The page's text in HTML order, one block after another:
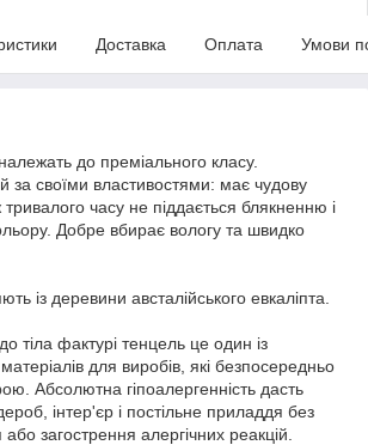
Доставка Оплата Умови
до преміального класу.
за своїми властивостями: має чудову
тривалого часу не піддається блякненню і
Добре вбирає вологу та швидко
із деревини австалійського евкаліпта.
тіла фактурі тенцель це один із
для виробів, які безпосередньо
Абсолютна гіпоалергенність дасть
інтер'єр і постільне приладдя без
загострення алергічних реакцій.